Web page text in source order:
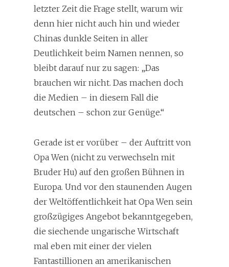
letzter Zeit die Frage stellt, warum wir
denn hier nicht auch hin und wieder
Chinas dunkle Seiten in aller
Deutlichkeit beim Namen nennen, so
bleibt darauf nur zu sagen: „Das
brauchen wir nicht. Das machen doch
die Medien – in diesem Fall die
deutschen – schon zur Genüge.“
Gerade ist er vorüber – der Auftritt von
Opa Wen (nicht zu verwechseln mit
Bruder Hu) auf den großen Bühnen in
Europa. Und vor den staunenden Augen
der Weltöffentlichkeit hat Opa Wen sein
großzügiges Angebot bekanntgegeben,
die siechende ungarische Wirtschaft
mal eben mit einer der vielen
Fantastillionen an amerikanischen